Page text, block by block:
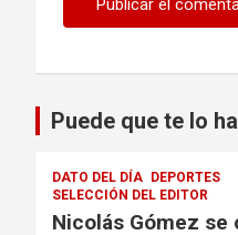
Puede que te lo
DATO DEL DÍA
DEPORTES
SELECCIÓN DEL EDITOR
Nicolás Gómez se